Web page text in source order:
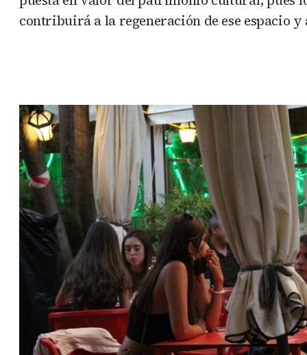
contribuirá a la regeneración de ese espacio